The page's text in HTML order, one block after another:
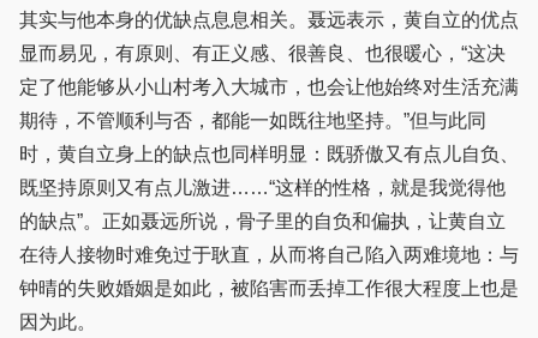
其实与他本身的优缺点息息相关。聂远表示，黄自立的优点
显而易见，有原则、有正义感、很善良、也很暖心，“这决
定了他能够从小山村考入大城市，也会让他始终对生活充满
期待，不管顺利与否，都能一如既往地坚持。”但与此同
时，黄自立身上的缺点也同样明显：既骄傲又有点儿自负、
既坚持原则又有点儿激进……“这样的性格，就是我觉得他
的缺点”。正如聂远所说，骨子里的自负和偏执，让黄自立
在待人接物时难免过于耿直，从而将自己陷入两难境地：与
钟晴的失败婚姻是如此，被陷害而丢掉工作很大程度上也是
因为此。